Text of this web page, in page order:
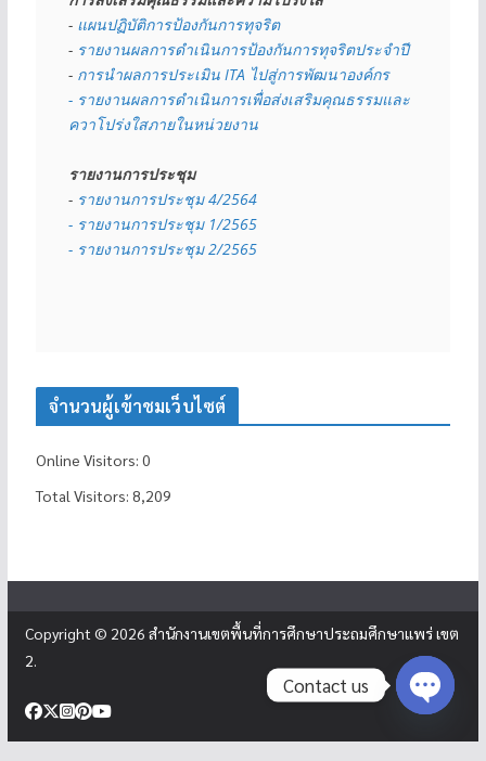
- แผนปฏิบัติการป้องกันการทุจริต
- รายงานผลการดำเนินการป้องกันการทุจริตประจำปี
- การนำผลการประเมิน ITA ไปสู่การพัฒนาองค์กร
- รายงานผลการดำเนินการเพื่อส่งเสริมคุณธรรมและ
ควาโปร่งใสภายในหน่วยงาน
รายงานการประชุม
- รายงานการประชุม 4/2564
- รายงานการประชุม 1/2565
- รายงานการประชุม 2/2565
จำนวนผู้เข้าชมเว็บไซต์
Online Visitors: 0
Total Visitors: 8,209
Copyright © 2026 สำนักงานเขตพื้นที่การศึกษาประถมศึกษาแพร่ เขต
2.
Contact us